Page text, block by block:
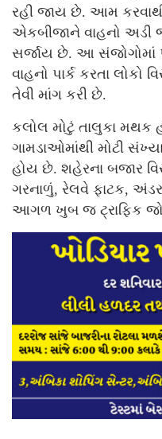
રહી જાય છે. આમ
એકબીજાને વાહનો અડી
સર્જાય છે. આ
વાહનો પાર્ક કરતા લોકો
તેવી માંગ કરી છે.
કલોલ મોટું તાલુકા મથક
ગામડાઓમાંથી મોટી
હોય છે. શહેરના બજાર
ગરનાળું, રેલવે ફાટક,
આગળ ખુબ જ ટ્રાફિક